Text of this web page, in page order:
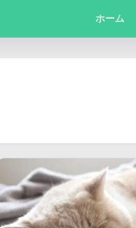
ホーム